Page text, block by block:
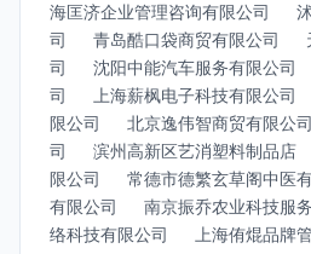
海匡济企业管理咨询有限公司
司
青岛酷口袋商贸有限公司
司
沈阳中能汽车服务有限公司
司
上海薪枫电子科技有限公司
限公司
北京逸伟智商贸有限公司
司
滨州高新区艺消塑料制品店
限公司
常德市德繁玄草阁中医
有限公司
南京振乔农业科技服
络科技有限公司
上海侑焜品牌